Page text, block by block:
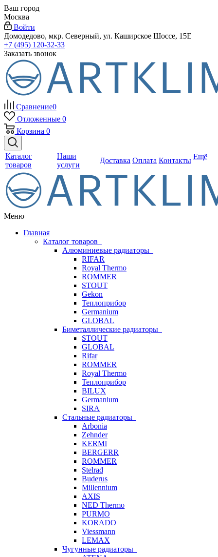
Ваш город
Москва
Войти
Домодедово, мкр. Северный, ул. Каширское Шоссе, 15Е
+7 (495) 120-32-33
Заказать звонок
Сравнение0
Отложенные 0
Корзина 0
Каталог
товаров
Наши
услуги
Доставка Оплата Контакты Ещё
Меню
Главная
Каталог товаров
Алюминиевые радиаторы
RIFAR
Royal Thermo
ROMMER
STOUT
Gekon
Теплоприбор
Germanium
GLOBAL
Биметаллические радиаторы
STOUT
GLOBAL
Rifar
ROMMER
Royal Thermo
Теплоприбор
BILUX
Germanium
SIRA
Стальные радиаторы
Arbonia
Zehnder
KERMI
BERGERR
ROMMER
Stelrad
Buderus
Millennium
AXIS
NED Thermo
PURMO
KORADO
Viessmann
LEMAX
Чугунные радиаторы